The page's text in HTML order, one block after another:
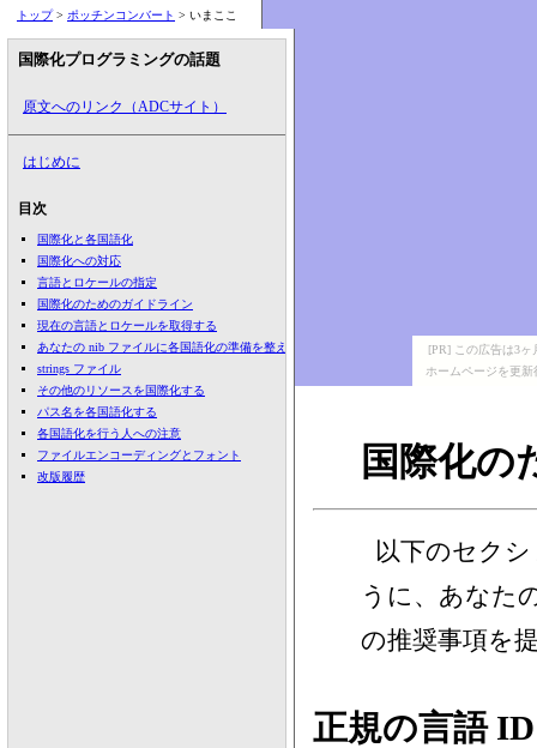
[PR] この広告は3
ホームページを更
トップ> ポッチンコンバート > いまここ
国際化プログラミングの話題
原文へのリンク（ADCサイト）
はじめに
目次
国際化と各国語化
国際化への対応
言語とロケールの指定
国際化のためのガイドライン
現在の言語とロケールを取得する
あなたの nib ファイルに各国語化の準備を整える
strings ファイル
その他のリソースを国際化する
パス名を各国語化する
各国語化を行う人への注意
ファイルエンコーディングとフォント
改版履歴
国際化の
以下のセク
うに、あなた
の推奨事項を
正規の言語